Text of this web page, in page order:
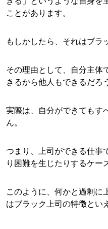
ことがあります。
もしかしたら、それはブラ
その理由として、自分主体
きるから他人もできるだろ
実際は、自分ができてもす
ん。
つまり、上司ができる仕事
り困難を生じたりするケー
このように、何かと過剰に
はブラック上司の特徴とい